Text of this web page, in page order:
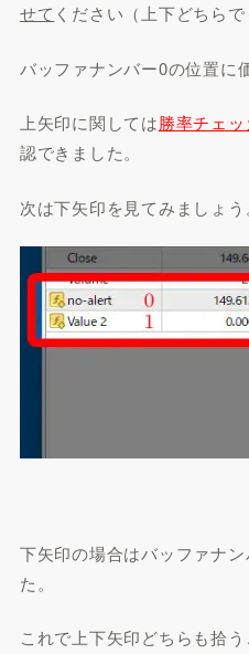
せて ください（上下どちらで
バッファナンバー0の位置に
上矢印に関しては勝率チェ
認できました。
次は下矢印を見てみましょう
下矢印の場合はバッファナ
た。
これで上下矢印どちらも拾